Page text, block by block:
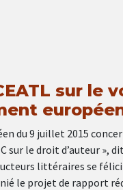
sur le
du 9 juillet 2015
sur le droit d’auteur »,
littéraires se
le projet de rapport